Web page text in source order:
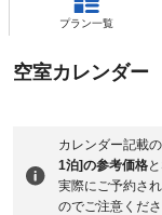
プラン一覧
空室カレンダー
カレンダー記載
1泊]の参考価格
実際にご予約さ
のでご注意くださ